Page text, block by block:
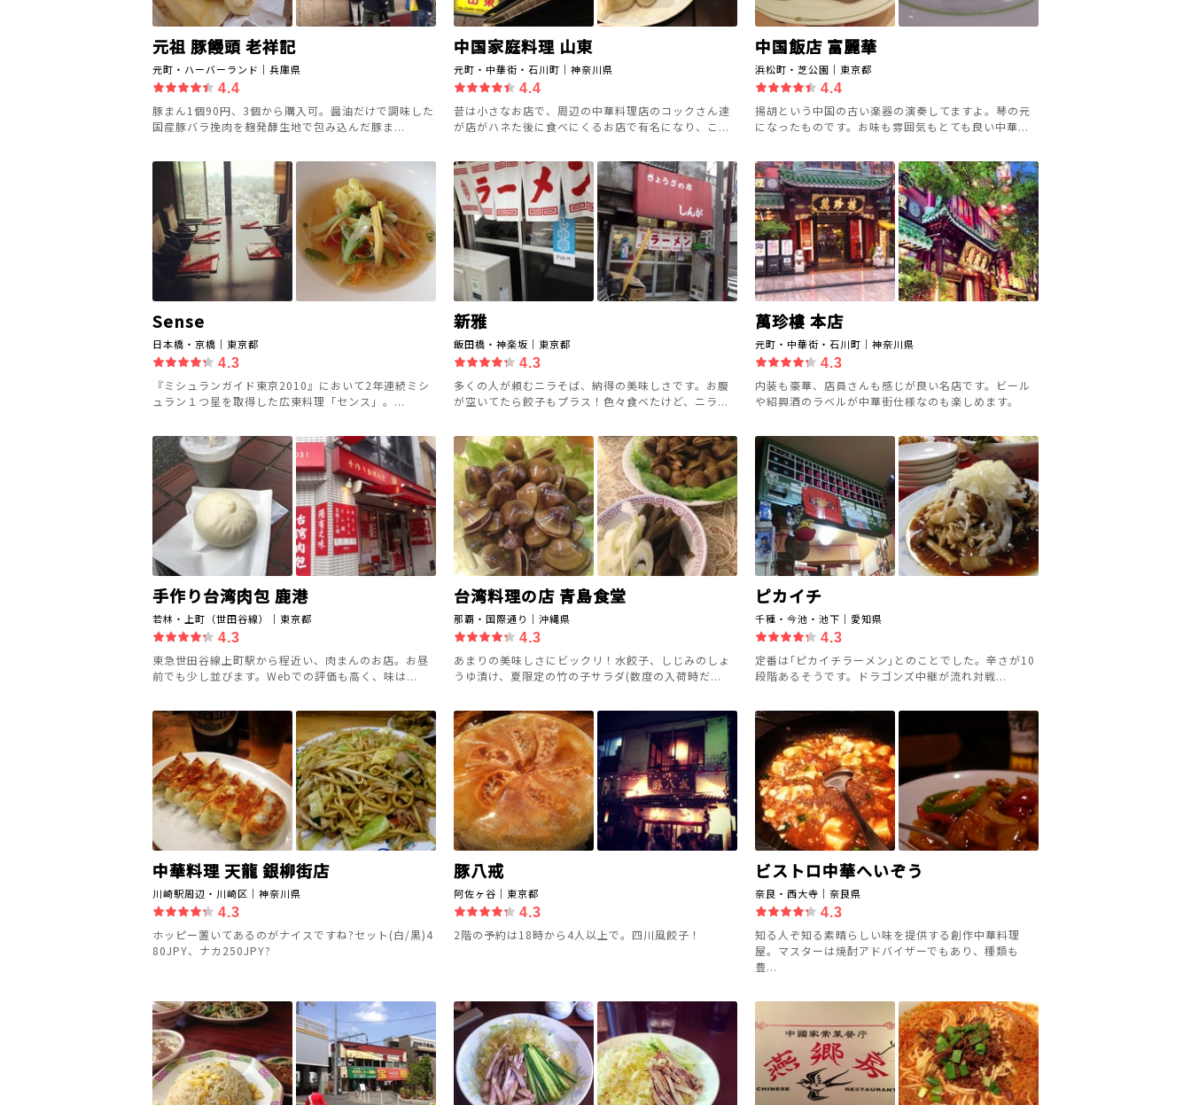
元祖 豚饅頭 老祥記
元町・ハーバーランド｜兵庫県
4.4
豚まん1個90円、3個から購入可。醤油だけで調味した
国産豚バラ挽肉を麹発酵生地で包み込んだ豚ま...
中国家庭料理 山東
元町・中華街・石川町｜神奈川県
4.4
昔は小さなお店で、周辺の中華料理店のコックさん達
が店がハネた後に食べにくるお店で有名になり、こ...
中国飯店 富麗華
浜松町・芝公園｜東京都
4.4
揚胡という中国の古い楽器の演奏してますよ。琴の元
になったものです。お味も雰囲気もとても良い中華...
Sense
日本橋・京橋｜東京都
4.3
『ミシュランガイド東京2010』において2年連続ミシ
ュラン１つ星を取得した広東料理「センス」。...
新雅
飯田橋・神楽坂｜東京都
4.3
多くの人が頼むニラそば、納得の美味しさです。お腹
が空いてたら餃子もプラス！色々食べたけど、ニラ...
萬珍樓 本店
元町・中華街・石川町｜神奈川県
4.3
内装も豪華、店員さんも感じが良い名店です。ビール
や紹興酒のラベルが中華街仕様なのも楽しめます。
手作り台湾肉包 鹿港
若林・上町（世田谷線）｜東京都
4.3
東急世田谷線上町駅から程近い、肉まんのお店。お昼
前でも少し並びます。Webでの評価も高く、味は...
台湾料理の店 青島食堂
那覇・国際通り｜沖縄県
4.3
あまりの美味しさにビックリ！水餃子、しじみのしょ
うゆ漬け、夏限定の竹の子サラダ(数度の入荷時だ...
ピカイチ
千種・今池・池下｜愛知県
4.3
定番は｢ピカイチラーメン｣とのことでした。辛さが10
段階あるそうです。ドラゴンズ中継が流れ対戦...
中華料理 天龍 銀柳街店
川崎駅周辺・川崎区｜神奈川県
4.3
ホッピー置いてあるのがナイスですね?セット(白/黒)4
80JPY、ナカ250JPY?
豚八戒
阿佐ヶ谷｜東京都
4.3
2階の予約は18時から4人以上で。四川風餃子！
ビストロ中華へいぞう
奈良・西大寺｜奈良県
4.3
知る人ぞ知る素晴らしい味を提供する創作中華料理
屋。マスターは焼酎アドバイザーでもあり、種類も
豊...